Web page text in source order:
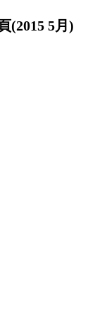
(2015 5月)